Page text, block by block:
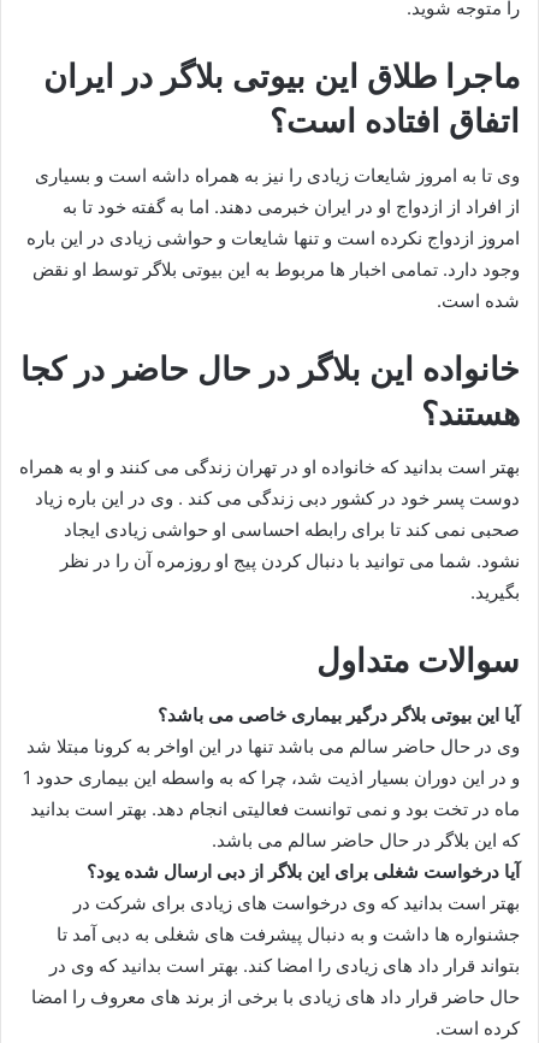
را متوجه شوید.
ماجرا طلاق این بیوتی بلاگر در ایران
اتفاق افتاده است؟
وی تا به امروز شایعات زیادی را نیز به همراه داشه است و بسیاری
از افراد از ازدواج او در ایران خبرمی دهند. اما به گفته خود تا به
امروز ازدواج نکرده است و تنها شایعات و حواشی زیادی در این باره
وجود دارد. تمامی اخبار ها مربوط به این بیوتی بلاگر توسط او نقض
شده است.
خانواده این بلاگر در حال حاضر در کجا
هستند؟
بهتر است بدانید که خانواده او در تهران زندگی می کنند و او به همراه
دوست پسر خود در کشور دبی زندگی می کند . وی در این باره زیاد
صحبی نمی کند تا برای رابطه احساسی او حواشی زیادی ایجاد
نشود. شما می توانید با دنبال کردن پیج او روزمره آن را در نظر
بگیرید.
سوالات متداول
آیا این بیوتی بلاگر درگیر بیماری خاصی می باشد؟
وی در حال حاضر سالم می باشد تنها در این اواخر به کرونا مبتلا شد
و در این دوران بسیار اذیت شد، چرا که به واسطه این بیماری حدود 1
ماه در تخت بود و نمی توانست فعالیتی انجام دهد. بهتر است بدانید
که این بلاگر در حال حاضر سالم می باشد.
آیا درخواست شغلی برای این بلاگر از دبی ارسال شده یود؟
بهتر است بدانید که وی درخواست های زیادی برای شرکت در
جشنواره ها داشت و به دنبال پیشرفت های شغلی به دبی آمد تا
بتواند قرار داد های زیادی را امضا کند. بهتر است بدانید که وی در
حال حاضر قرار داد های زیادی با برخی از برند های معروف را امضا
کرده است.